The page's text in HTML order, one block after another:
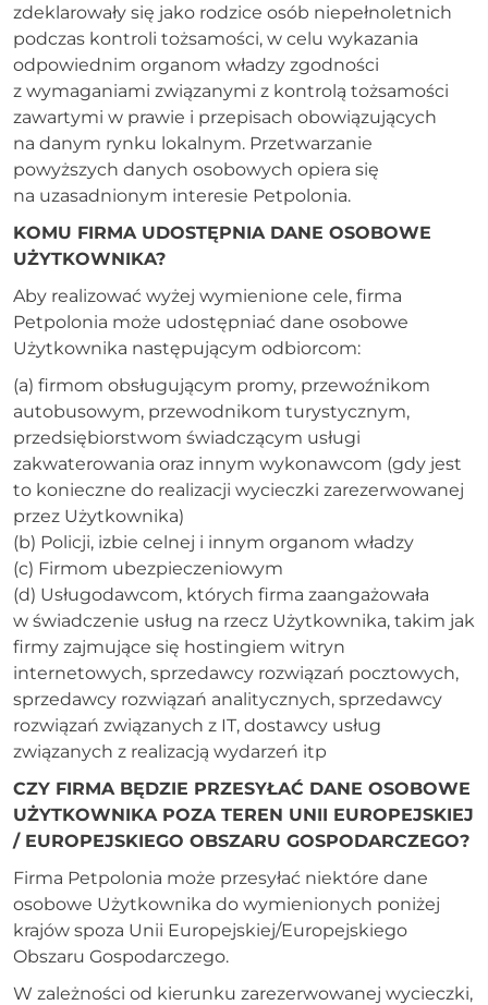
zdeklarowały się jako rodzice osób niepełnoletnich
podczas kontroli tożsamości, w celu wykazania
odpowiednim organom władzy zgodności
z wymaganiami związanymi z kontrolą tożsamości
zawartymi w prawie i przepisach obowiązujących
na danym rynku lokalnym. Przetwarzanie
powyższych danych osobowych opiera się
na uzasadnionym interesie Petpolonia.
KOMU FIRMA UDOSTĘPNIA DANE OSOBOWE
UŻYTKOWNIKA?
Aby realizować wyżej wymienione cele, firma
Petpolonia może udostępniać dane osobowe
Użytkownika następującym odbiorcom:
(a) firmom obsługującym promy, przewoźnikom
autobusowym, przewodnikom turystycznym,
przedsiębiorstwom świadczącym usługi
zakwaterowania oraz innym wykonawcom (gdy jest
to konieczne do realizacji wycieczki zarezerwowanej
przez Użytkownika)
(b) Policji, izbie celnej i innym organom władzy
(c) Firmom ubezpieczeniowym
(d) Usługodawcom, których firma zaangażowała
w świadczenie usług na rzecz Użytkownika, takim jak
firmy zajmujące się hostingiem witryn
internetowych, sprzedawcy rozwiązań pocztowych,
sprzedawcy rozwiązań analitycznych, sprzedawcy
rozwiązań związanych z IT, dostawcy usług
związanych z realizacją wydarzeń itp
CZY FIRMA BĘDZIE PRZESYŁAĆ DANE OSOBOWE
UŻYTKOWNIKA POZA TEREN UNII EUROPEJSKIEJ
/ EUROPEJSKIEGO OBSZARU GOSPODARCZEGO?
Firma Petpolonia może przesyłać niektóre dane
osobowe Użytkownika do wymienionych poniżej
krajów spoza Unii Europejskiej/Europejskiego
Obszaru Gospodarczego.
W zależności od kierunku zarezerwowanej wycieczki,